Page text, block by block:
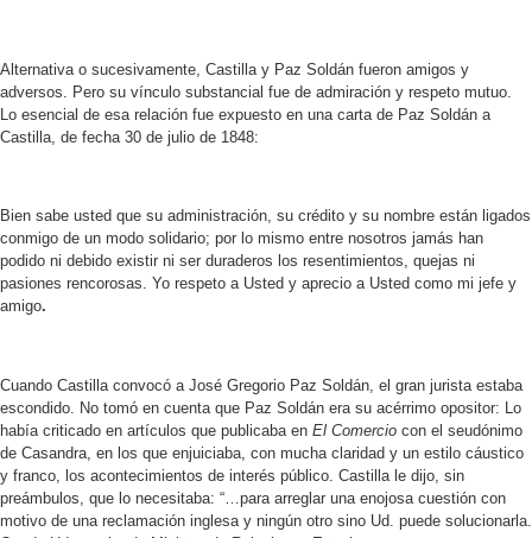
Alternativa o sucesivamente, Castilla y Paz Soldán fueron amigos y
adversos. Pero su vínculo substancial fue de admiración y respeto mutuo.
Lo esencial de esa relación fue expuesto en una carta de Paz Soldán a
Castilla, de fecha 30 de julio de 1848:
Bien sabe usted que su administración, su crédito y su nombre están ligados
conmigo de un modo solidario; por lo mismo entre nosotros jamás han
podido ni debido existir ni ser duraderos los resentimientos, quejas ni
pasiones rencorosas. Yo respeto a Usted y aprecio a Usted como mi jefe y
amigo.
Cuando Castilla convocó a José Gregorio Paz Soldán, el gran jurista estaba
escondido. No tomó en cuenta que Paz Soldán era su acérrimo opositor: Lo
había criticado en artículos que publicaba en El Comercio con el seudónimo
de Casandra, en los que enjuiciaba, con mucha claridad y un estilo cáustico
y franco, los acontecimientos de interés público. Castilla le dijo, sin
preámbulos, que lo necesitaba: “…para arreglar una enojosa cuestión con
motivo de una reclamación inglesa y ningún otro sino Ud. puede solucionarla.